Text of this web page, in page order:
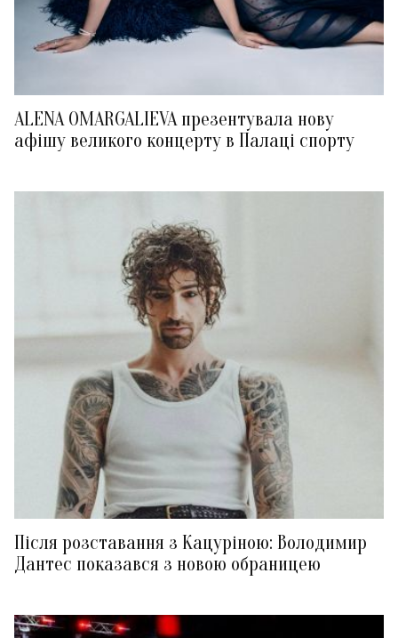
ALENA OMARGALIEVA презентувала нову
афішу великого концерту в Палаці спорту
Після розставання з Кацуріною: Володимир
Дантес показався з новою обраницею